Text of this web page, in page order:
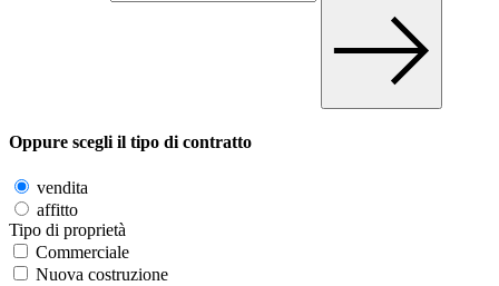
Oppure scegli il tipo di contratto
vendita
affitto
Tipo di proprietà
Commerciale
Nuova costruzione